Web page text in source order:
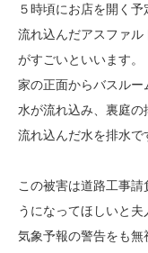
５時頃にお店を開く予
流れ込んだアスファ
がすごいといいます。
家の正面からバスル
水が流れ込み、裏庭
流れ込んだ水を排水で
この被害は道路工事
うになってほしいと夫
気象予報の警告をも